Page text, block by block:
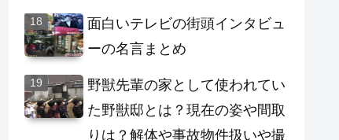
面白いテレビの街頭インタビュ
ーの名言まとめ
野獣先輩の家として使われてい
た野獣邸とは？現在の姿や間取
りは？解体や事故物件扱いや撮